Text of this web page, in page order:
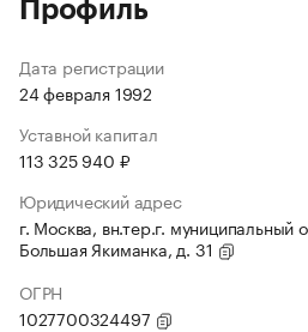
Профиль
Дата регистрации
24 февраля 1992
Уставной капитал
113 325 940 ₽
Юридический адрес
г. Москва, вн.тер.г. муниципальный
Большая Якиманка, д. 31
ОГРН
1027700324497